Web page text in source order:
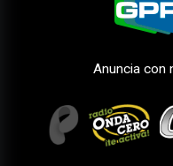
Anuncia con